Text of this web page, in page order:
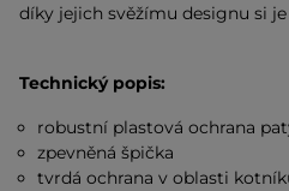
díky jejich svěžímu designu si
Technický popis:
robustní plastová ochrana
zpevněná špička
tvrdá ochrana v oblasti